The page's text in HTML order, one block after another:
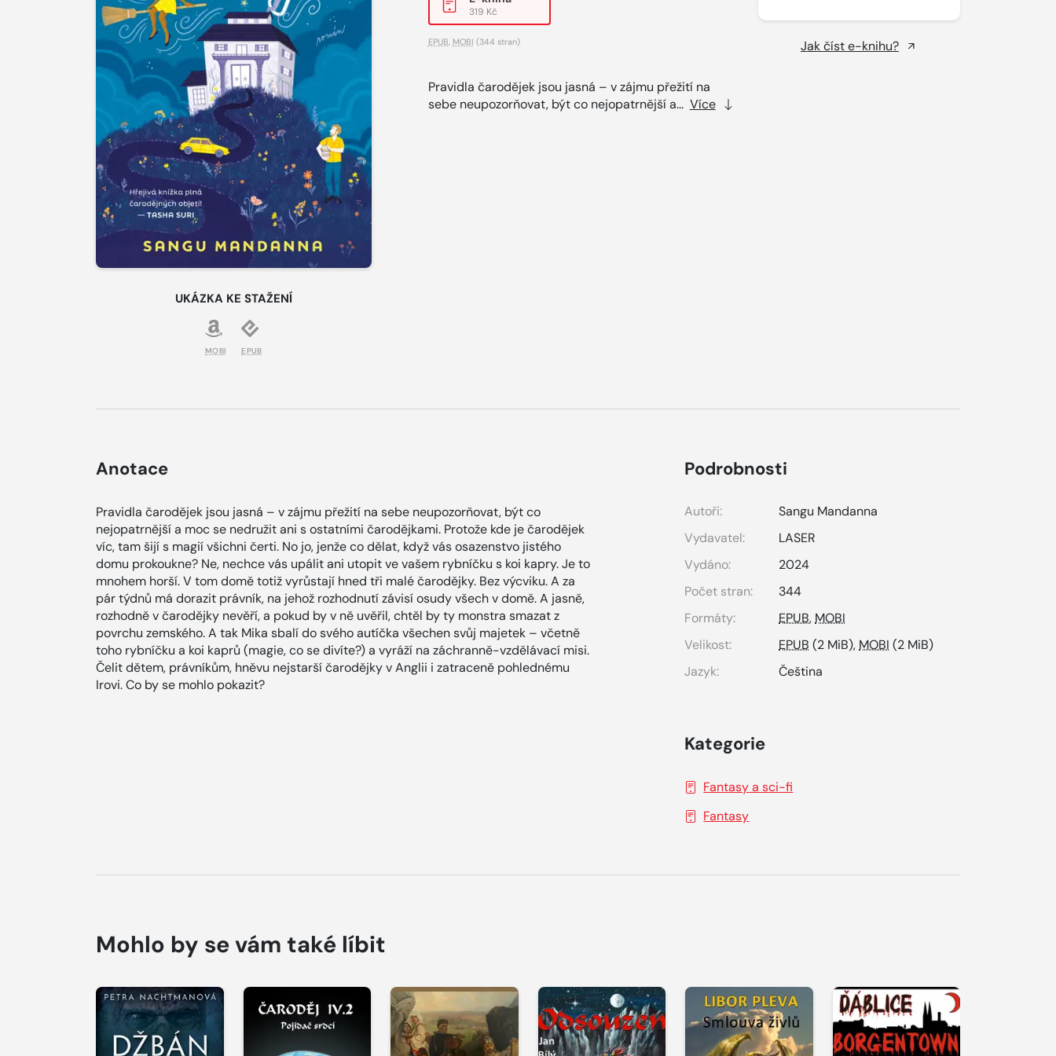
UKÁZKA KE STAŽENÍ
MOBI EPUB
319 Kč
EPUB MOBI (344 stran)
Pravidla čarodějek jsou jasná – v zájmu přežití na
sebe neupozorňovat, být co nejopatrnější a... Více
Jak číst e-knihu?
Anotace
Pravidla čarodějek jsou jasná – v zájmu přežití na sebe neupozorňovat, být co
nejopatrnější a moc se nedružit ani s ostatními čarodějkami. Protože kde je čarodějek
víc, tam šijí s magií všichni čerti. No jo, jenže co dělat, když vás osazenstvo jistého
domu prokoukne? Ne, nechce vás upálit ani utopit ve vašem rybníčku s koi kapry. Je to
mnohem horší. V tom domě totiž vyrůstají hned tři malé čarodějky. Bez výcviku. A za
pár týdnů má dorazit právník, na jehož rozhodnutí závisí osudy všech v domě. A jasně,
rozhodně v čarodějky nevěří, a pokud by v ně uvěřil, chtěl by ty monstra smazat z
povrchu zemského. A tak Mika sbalí do svého autíčka všechen svůj majetek – včetně
toho rybníčku a koi kaprů (magie, co se divíte?) a vyráží na záchranně-vzdělávací misi.
Čelit dětem, právníkům, hněvu nejstarší čarodějky v Anglii i zatraceně pohlednému
Irovi. Co by se mohlo pokazit?
Podrobnosti
Autoři:
Sangu Mandanna
Vydavatel:
LASER
Vydáno:
2024
Počet stran:
344
Formáty:
EPUB, MOBI
Velikost:
EPUB (2 MiB), MOBI (2 MiB)
Jazyk:
Čeština
Kategorie
Fantasy a sci-fi
Fantasy
Mohlo by se vám také líbit